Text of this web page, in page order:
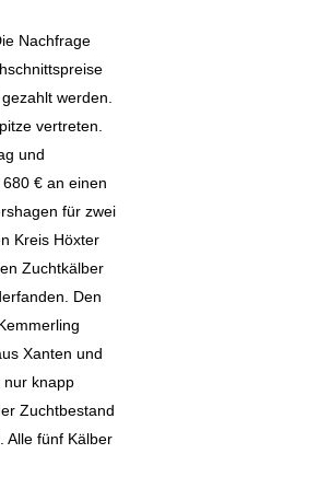
Nachfrage
werden.
vertreten.
und
€ an einen
für zwei
Kreis Höxter
Zuchtkälber
Den
Xanten und
nur knapp
Zuchtbestand
Alle fünf Kälber